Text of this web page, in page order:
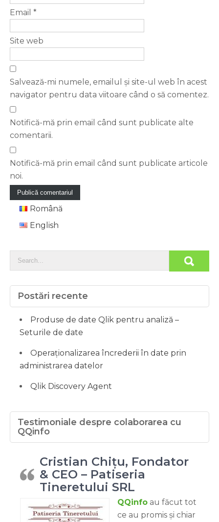
Email *
Site web
Salvează-mi numele, emailul și site-ul web în acest
navigator pentru data viitoare când o să comentez.
Notifică-mă prin email când sunt publicate alte
comentarii.
Notifică-mă prin email când sunt publicate articole
noi.
Română
English
Postări recente
Produse de date Qlik pentru analiză –
Seturile de date
Operaționalizarea încrederii în date prin
administrarea datelor
Qlik Discovery Agent
Testimoniale despre colaborarea cu
QQinfo
Cristian Chițu, Fondator
& CEO – Patiseria
Tineretului SRL
QQinfo au făcut tot
ce au promis și chiar